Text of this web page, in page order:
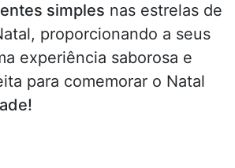
simples nas estrelas de
proporcionando a seus
experiência saborosa e
para comemorar o Natal